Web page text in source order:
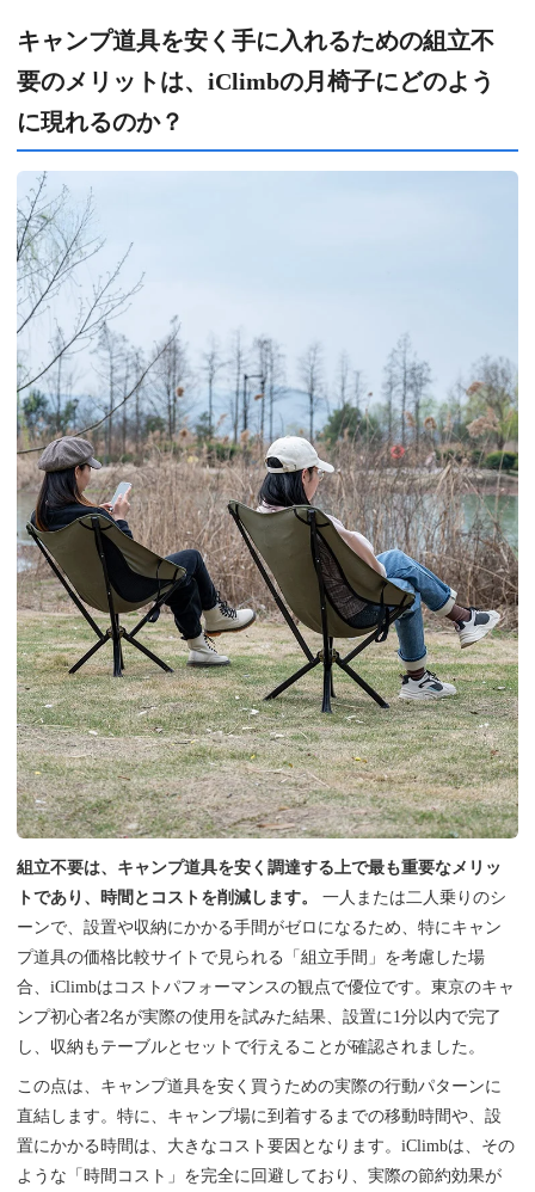
キャンプ道具を安く手に入れるための組立不
要のメリットは、iClimbの月椅子にどのよう
に現れるのか？
組立不要は、キャンプ道具を安く調達する上で最も重要なメリッ
トであり、時間とコストを削減します。
一人または二人乗りのシ
ーンで、設置や収納にかかる手間がゼロになるため、特にキャン
プ道具の価格比較サイトで見られる「組立手間」を考慮した場
合、iClimbはコストパフォーマンスの観点で優位です。東京のキャ
ンプ初心者2名が実際の使用を試みた結果、設置に1分以内で完了
し、収納もテーブルとセットで行えることが確認されました。
この点は、キャンプ道具を安く買うための実際の行動パターンに
直結します。特に、キャンプ場に到着するまでの移動時間や、設
置にかかる時間は、大きなコスト要因となります。iClimbは、その
ような「時間コスト」を完全に回避しており、実際の節約効果が